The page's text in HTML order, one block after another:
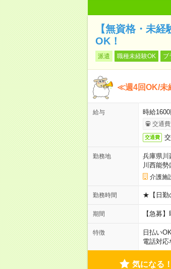
【無資格・未
OK！
派遣 職種未経験OK ブ
≪週4回OK/未
給与 時給
交通
交通費
勤務地
兵庫県川
川西能勢
介護施
勤務時間 ★【日勤
期間 【急募
特徴 日払いOK
電話対応
気になる！